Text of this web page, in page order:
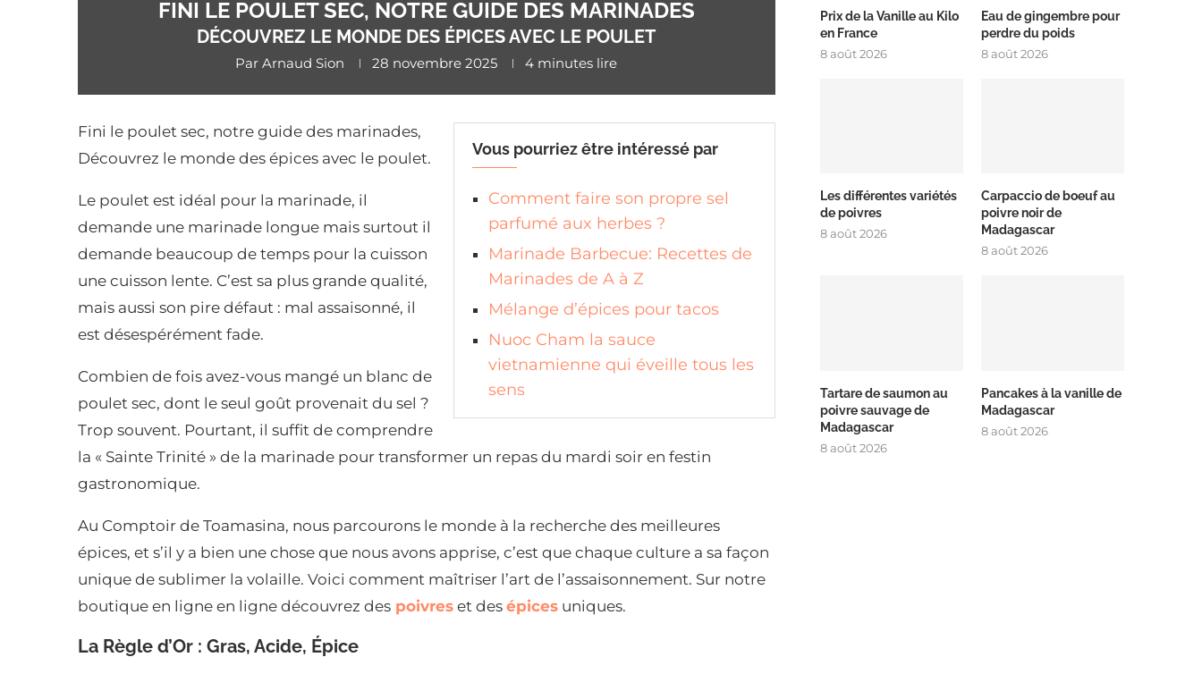
FINI LE POULET SEC, NOTRE GUIDE DES MARINADES
DÉCOUVREZ LE MONDE DES ÉPICES AVEC LE POULET
ParArnaud Sion 28 novembre 2025 4 minutes lire
Vous pourriez être intéressé par
Comment faire son propre sel
parfumé aux herbes ?
Marinade Barbecue: Recettes de
Marinades de A à Z
Mélange d’épices pour tacos
Nuoc Cham la sauce
vietnamienne qui éveille tous les
sens
Fini le poulet sec, notre guide des marinades,
Découvrez le monde des épices avec le poulet.
Le poulet est idéal pour la marinade, il
demande une marinade longue mais surtout il
demande beaucoup de temps pour la cuisson
une cuisson lente. C’est sa plus grande qualité,
mais aussi son pire défaut : mal assaisonné, il
est désespérément fade.
Combien de fois avez-vous mangé un blanc de
poulet sec, dont le seul goût provenait du sel ?
Trop souvent. Pourtant, il suffit de comprendre
la « Sainte Trinité » de la marinade pour transformer un repas du mardi soir en festin
gastronomique.
Au Comptoir de Toamasina, nous parcourons le monde à la recherche des meilleures
épices, et s’il y a bien une chose que nous avons apprise, c’est que chaque culture a sa façon
unique de sublimer la volaille. Voici comment maîtriser l’art de l’assaisonnement. Sur notre
boutique en ligne en ligne découvrez des poivres et des épices uniques.
La Règle d’Or : Gras, Acide, Épice
Prix de la Vanille au Kilo
en France
8 août 2026
Eau de gingembre pour
perdre du poids
8 août 2026
Les différentes variétés
de poivres
8 août 2026
Carpaccio de boeuf au
poivre noir de
Madagascar
8 août 2026
Tartare de saumon au
poivre sauvage de
Madagascar
8 août 2026
Pancakes à la vanille de
Madagascar
8 août 2026